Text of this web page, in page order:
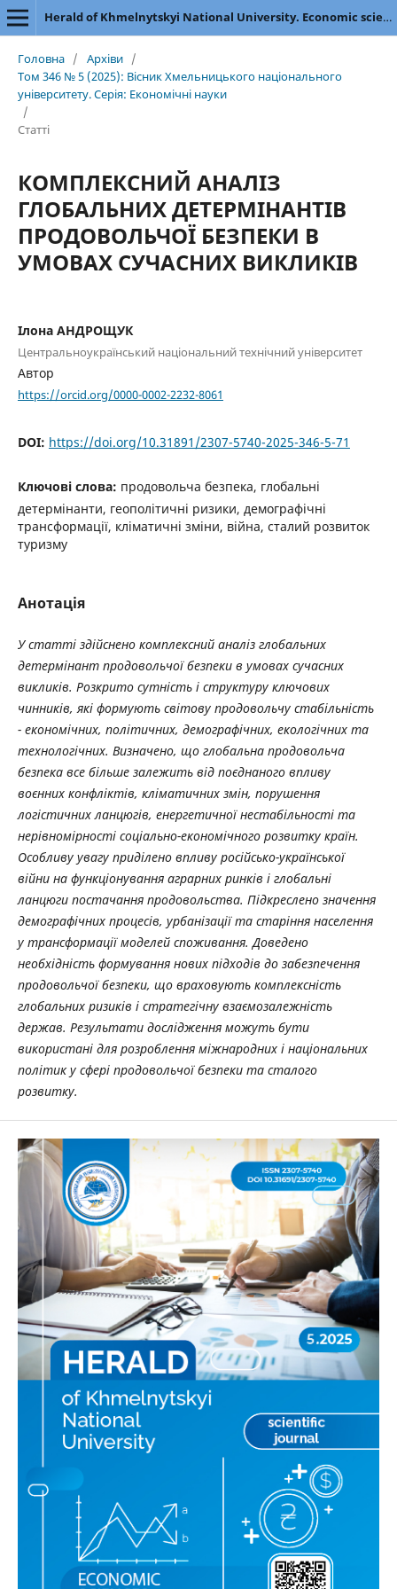
Herald of Khmelnytskyi National University. Economic sciences
Головна / Архіви /
Том 346 № 5 (2025): Вісник Хмельницького національного
університету. Серія: Економічні науки
/
Статті
КОМПЛЕКСНИЙ АНАЛІЗ
ГЛОБАЛЬНИХ ДЕТЕРМІНАНТІВ
ПРОДОВОЛЬЧОЇ БЕЗПЕКИ В
УМОВАХ СУЧАСНИХ ВИКЛИКІВ
Ілона АНДРОЩУК
Центральноукраїнський національний технічний університет
Автор
https://orcid.org/0000-0002-2232-8061
DOI: https://doi.org/10.31891/2307-5740-2025-346-5-71
Ключові слова: продовольча безпека, глобальні
детермінанти, геополітичні ризики, демографічні
трансформації, кліматичні зміни, війна, сталий розвиток
туризму
Анотація
У статті здійснено комплексний аналіз глобальних
детермінант продовольчої безпеки в умовах сучасних
викликів. Розкрито сутність і структуру ключових
чинників, які формують світову продовольчу стабільність
- економічних, політичних, демографічних, екологічних та
технологічних. Визначено, що глобальна продовольча
безпека все більше залежить від поєднаного впливу
воєнних конфліктів, кліматичних змін, порушення
логістичних ланцюгів, енергетичної нестабільності та
нерівномірності соціально-економічного розвитку країн.
Особливу увагу приділено впливу російсько-української
війни на функціонування аграрних ринків і глобальні
ланцюги постачання продовольства. Підкреслено значення
демографічних процесів, урбанізації та старіння населення
у трансформації моделей споживання. Доведено
необхідність формування нових підходів до забезпечення
продовольчої безпеки, що враховують комплексність
глобальних ризиків і стратегічну взаємозалежність
держав. Результати дослідження можуть бути
використані для розроблення міжнародних і національних
політик у сфері продовольчої безпеки та сталого
розвитку.